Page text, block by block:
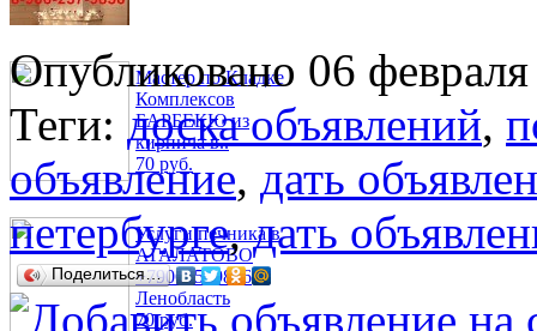
Мастер по Кладке
Комплексов
БАРБЕКЮ из
кирпича в..
70 руб.
Услуги печника в
АГАЛАТОВО
+79062579856
Ленобласть
70 руб.
Опубликовано 06 февраля
Теги: доска объявлений,
объявление, дать
петербурге,дать
Поделиться…